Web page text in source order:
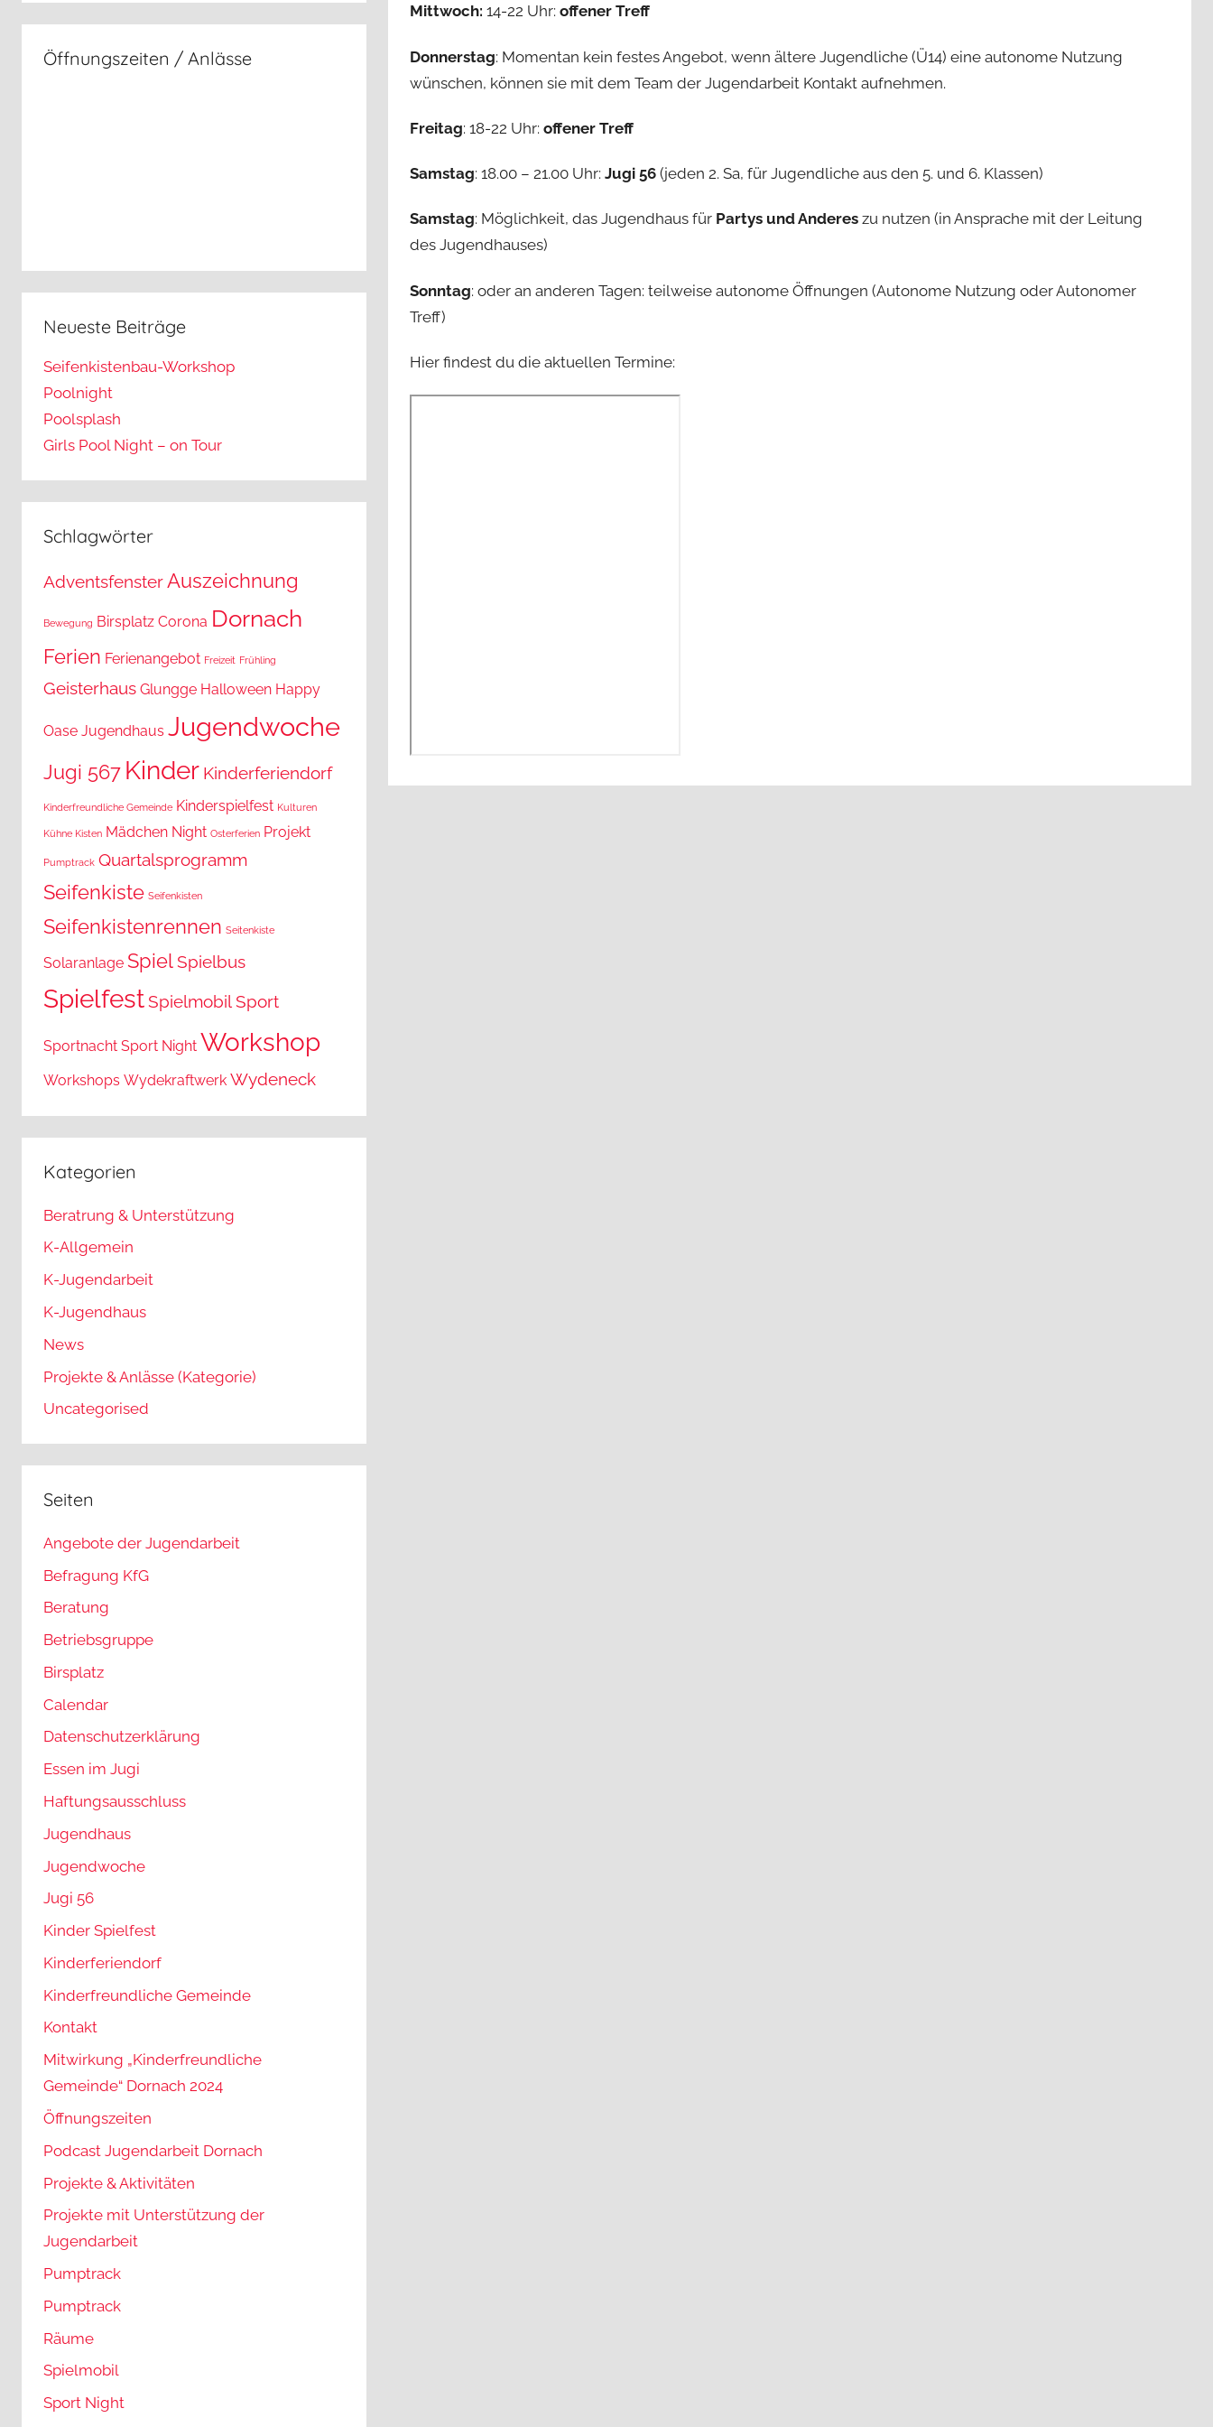
Mittwoch: 14-22 Uhr: offener Treff
Donnerstag: Momentan kein festes Angebot, wenn ältere Jugendliche (Ü14) eine autonome Nutzung
wünschen, können sie mit dem Team der Jugendarbeit Kontakt aufnehmen.
Freitag: 18-22 Uhr: offener Treff
Samstag: 18.00 – 21.00 Uhr: Jugi 56(jeden 2. Sa, für Jugendliche aus den 5. und 6. Klassen)
Samstag: Möglichkeit, das Jugendhaus für Partys und Andereszu nutzen (in Ansprache mit der Leitung
des Jugendhauses)
Sonntag: oder an anderen Tagen: teilweise autonome Öffnungen (Autonome Nutzung oder Autonomer
Treff)
Hier findest du die aktuellen Termine:
Öffnungszeiten / Anlässe
Neueste Beiträge
Seifenkistenbau-Workshop
Poolnight
Poolsplash
Girls Pool Night – on Tour
Schlagwörter
AdventsfensterAuszeichnung
Bewegung Birsplatz Corona Dornach
Ferien Ferienangebot Freizeit Frühling
Geisterhaus Glungge Halloween Happy
Oase Jugendhaus Jugendwoche
Jugi 567 Kinder Kinderferiendorf
Kinderfreundliche Gemeinde Kinderspielfest Kulturen
Kühne Kisten Mädchen Night Osterferien Projekt
Pumptrack Quartalsprogramm
Seifenkiste Seifenkisten
Seifenkistenrennen Seitenkiste
Solaranlage SpielSpielbus
SpielfestSpielmobilSport
Sportnacht Sport Night Workshop
Workshops Wydekraftwerk Wydeneck
Kategorien
Beratrung & Unterstützung
K-Allgemein
K-Jugendarbeit
K-Jugendhaus
News
Projekte & Anlässe (Kategorie)
Uncategorised
Seiten
Angebote der Jugendarbeit
Befragung KfG
Beratung
Betriebsgruppe
Birsplatz
Calendar
Datenschutzerklärung
Essen im Jugi
Haftungsausschluss
Jugendhaus
Jugendwoche
Jugi 56
Kinder Spielfest
Kinderferiendorf
Kinderfreundliche Gemeinde
Kontakt
Mitwirkung „Kinderfreundliche
Gemeinde“ Dornach 2024
Öffnungszeiten
Podcast Jugendarbeit Dornach
Projekte & Aktivitäten
Projekte mit Unterstützung der
Jugendarbeit
Pumptrack
Pumptrack
Räume
Spielmobil
Sport Night